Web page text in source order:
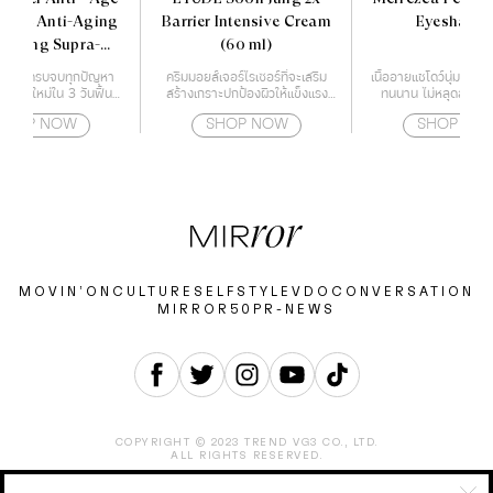
The Anti-Aging
Supra-
50 ml.
งผิว ครบจบทุกปัญหา
งผิวใหม่ใน 3 วันฟื้นฟู
ายุ เร่งกระตุ้นสร้างผิว
NOW
Barrier Intensive Cream
(60 ml)
ครีมมอยส์เจอร์ไรเซอร์ที่จะเสริม
สร้างเกราะปกป้องผิวให้แข็งแรง
SHOP NOW
เนื้ออายแชโดว์นุ่มละเอี
ทนนาน ไม่หลุดลอกร
SHOP
MOVIN’ON CULTURE SELF STYLE VDO CONVERSATION
MIRROR50 PR-NEWS
COPYRIGHT © 2023 TREND VG3 CO., LTD.
ALL RIGHTS RESERVED.